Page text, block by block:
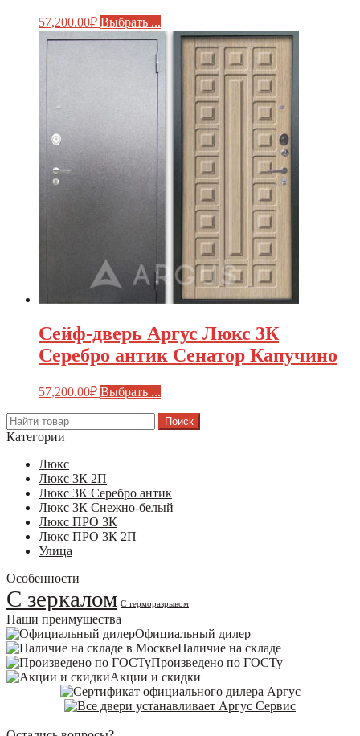
57,200.00₽ Выбрать ...
Сейф-дверь Аргус Люкс 3К
Серебро антик Сенатор Капучино
57,200.00₽ Выбрать ...
Search
for:
Категории
Люкс
Люкс 3К 2П
Люкс 3К Серебро антик
Люкс 3К Снежно-белый
Люкс ПРО 3К
Люкс ПРО 3К 2П
Улица
Особенности
С зеркалом С терморазрывом
Наши преимущества
Официальный дилер
Наличие на складе
Произведено по ГОСТу
Акции и скидки